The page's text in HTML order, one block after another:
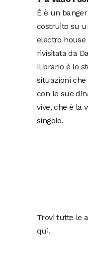
È è un
costruito su
electro house
rivisitata da
Il brano è lo
situazioni
con le sue
vive, che è la
singolo.
Trovi tutte le
qui.